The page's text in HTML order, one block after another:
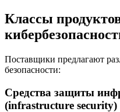
Классы
Поставщики предлагают
безопасности:
Средства защиты
(infrastructure security)